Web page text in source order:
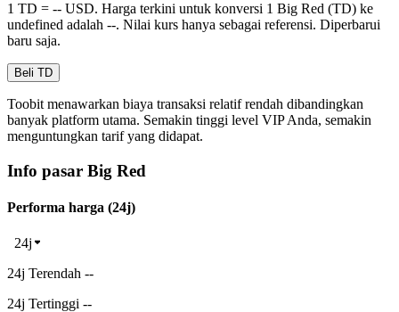
1 TD = -- USD. Harga terkini untuk konversi 1 Big Red (TD) ke
undefined adalah --. Nilai kurs hanya sebagai referensi. Diperbarui
baru saja.
Beli TD
Toobit menawarkan biaya transaksi relatif rendah dibandingkan
banyak platform utama. Semakin tinggi level VIP Anda, semakin
menguntungkan tarif yang didapat.
Info pasar Big Red
Performa harga (24j)
24j
24j Terendah --
24j Tertinggi --